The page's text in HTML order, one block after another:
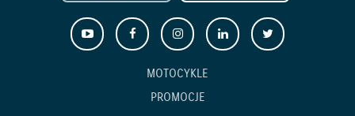
MOTOCYKLE
PROMOCJE